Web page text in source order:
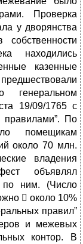
Проверка
у дворянства
собственности
находились
казенные
генеральном
19/09/1765 с
правилами”. По
помещикам
около 70 млн.
владения
объявлял
по ним. (Число
 около 10%
правил”
и межевых
контор. В